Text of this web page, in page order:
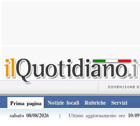
Prima pagina Notizie locali Rubriche
Servizi
sabato 08/08/2026
| Ultimo aggiornamento ore 10:09